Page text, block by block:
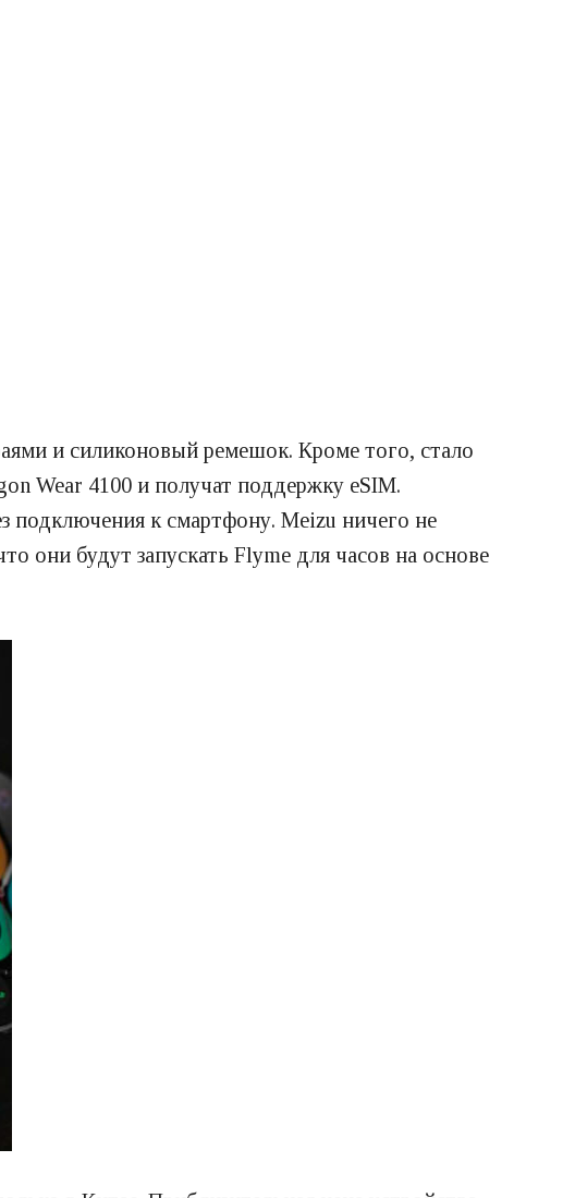
и силиконовый ремешок. Кроме того, стало
Wear 4100 и получат поддержку eSIM.
подключения к смартфону. Meizu ничего не
они будут запускать Flyme для часов на основе